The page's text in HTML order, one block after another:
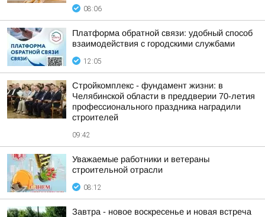
08:06
Платформа обратной связи: удобный способ
взаимодействия с городскими службами
12:05
Стройкомплекс - фундамент жизни: в
Челябинской области в преддверии 70-летия
профессионального праздника наградили
строителей
09:42
Уважаемые работники и ветераны
строительной отрасли
08:12
Завтра - новое воскресенье и новая встреча